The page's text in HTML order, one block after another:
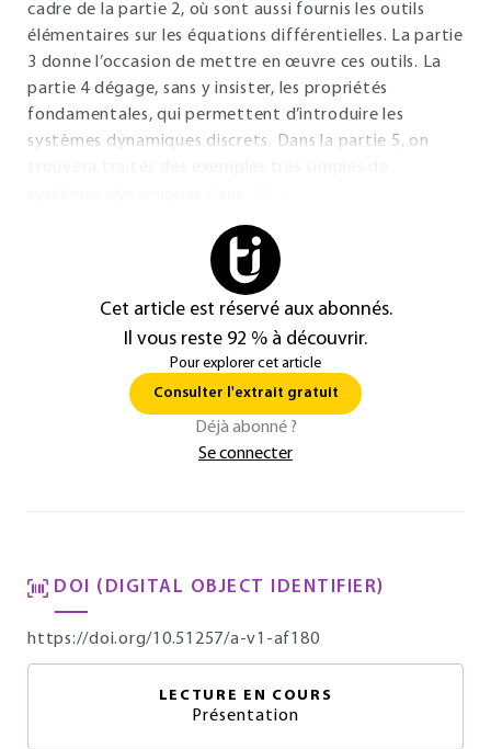
cadre de la partie 2, où sont aussi fournis les outils
élémentaires sur les équations différentielles. La partie
3 donne l’occasion de mettre en œuvre ces outils. La
partie 4 dégage, sans y insister, les propriétés
fondamentales, qui permettent d’introduire les
systèmes dynamiques discrets. Dans la partie 5, on
Cet article est réservé aux abonnés.
Il vous reste 92 % à découvrir.
Pour explorer cet article
Consulter l'extrait gratuit
Déjà abonné ?
Se connecter
DOI (DIGITAL OBJECT IDENTIFIER)
https://doi.org/10.51257/a-v1-af180
LECTURE EN COURS
Présentation